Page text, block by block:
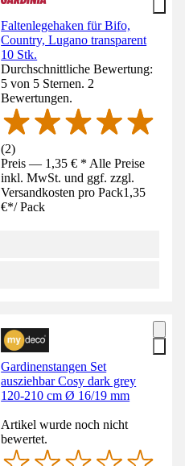
Faltenlegehaken für Bifo,
Country, Lugano transparent
10 Stk.
Durchschnittliche Bewertung:
5 von 5 Sternen. 2
Bewertungen.
(2)
Preis — 1,35 € * Alle Preise
inkl. MwSt. und ggf. zzgl.
Versandkosten pro Pack1,35
€*/ Pack
Gardinenstangen Set
ausziehbar Cosy dark grey
120-210 cm Ø 16/19 mm
Artikel wurde noch nicht
bewertet.